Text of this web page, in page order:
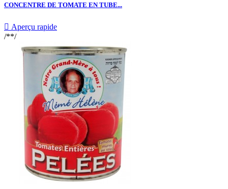
CONCENTRE DE TOMATE EN TUBE...
 Aperçu rapide
/**/